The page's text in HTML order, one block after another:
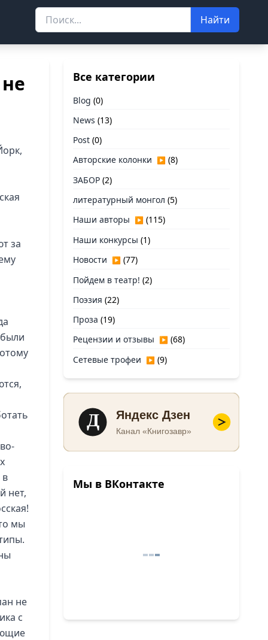
Найти
за
нет,
мы
не
с
Все категории
Blog (0)
News (13)
Post (0)
Авторские колонки ▶ (8)
ЗАБОР (2)
литературный монгол (5)
Наши авторы ▶ (115)
Наши конкурсы (1)
Новости ▶ (77)
Пойдем в театр! (2)
Поэзия (22)
Проза (19)
Рецензии и отзывы ▶ (68)
Сетевые трофеи ▶ (9)
Д Яндекс Дзен
Канал «Книгозавр»
Мы в ВКонтакте